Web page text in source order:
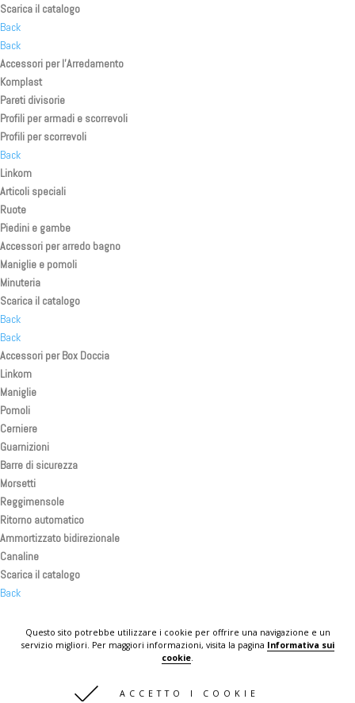
Questo sito potrebbe utilizzare i cookie per offrire una navigazione e un
servizio migliori. Per maggiori informazioni, visita la pagina Informativa sui
cookie.
ACCETTO I COOKIE
Scarica il catalogo
Back
Back
Accessori per l’Arredamento
Komplast
Pareti divisorie
Profili per armadi e scorrevoli
Profili per scorrevoli
Back
Linkom
Articoli speciali
Ruote
Piedini e gambe
Accessori per arredo bagno
Maniglie e pomoli
Minuteria
Scarica il catalogo
Back
Back
Accessori per Box Doccia
Linkom
Maniglie
Pomoli
Cerniere
Guarnizioni
Barre di sicurezza
Morsetti
Reggimensole
Ritorno automatico
Ammortizzato bidirezionale
Canaline
Scarica il catalogo
Back
KOMPLAST IN THE WORLD